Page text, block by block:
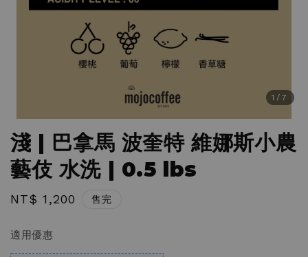
1 /7
淺 | 巴拿馬 波奎特 維娜斯小農
藝伎 水洗 | 0.5 lbs
Regular
NT$ 1,200 售完
適用優惠